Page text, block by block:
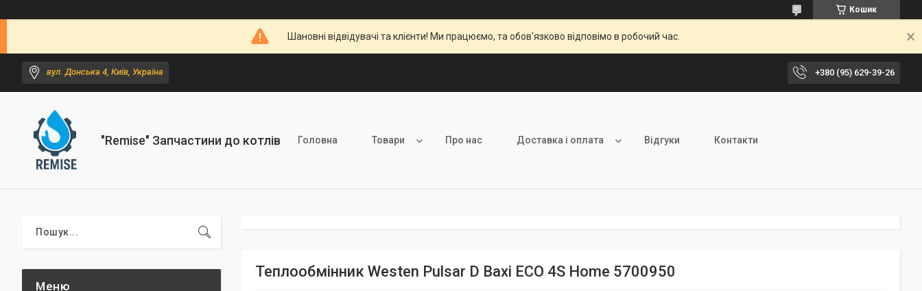
Кошик
Шановні відвідувачі та клієнти! Ми працюємо, та обов'язково відповімо в робочий час.
вул. Донська 4, Київ, Україна +380 (95) 629-39-26
"Remise" Запчастини до котлів Головна Товари Про нас Доставка і оплата Відгуки Контакти
Теплообмінник Westen Pulsar D Baxi ECO 4S Home 5700950